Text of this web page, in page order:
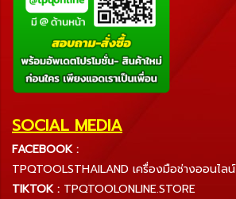
SOCIAL MEDIA
FACEBOOK :
TPQTOOLSTHAILAND เครื่องมือช่างออนไลน์
TIKTOK : TPQTOOLONLINE.STORE